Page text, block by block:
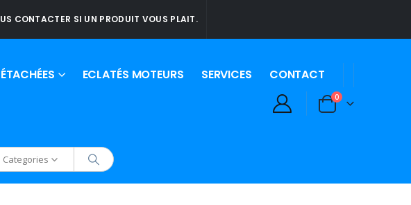
CONTACTER SI UN PRODUIT VOUS PLAIT.
ECLATÉS MOTEURS SERVICES CONTACT
0
Categories